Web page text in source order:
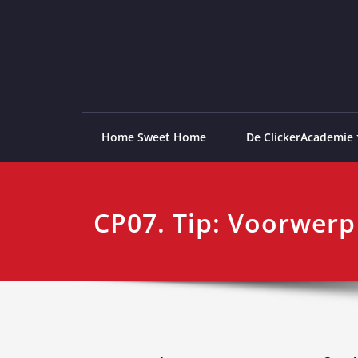
Home Sweet Home De ClickerAcademie
CP07. Tip: